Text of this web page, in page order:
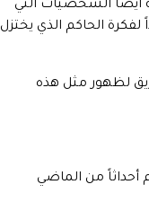
أيضاً الشخصيات التي
لفكرة الحاكم الذي يختزل
لظهور مثل هذه
أحداثاً من الماضي